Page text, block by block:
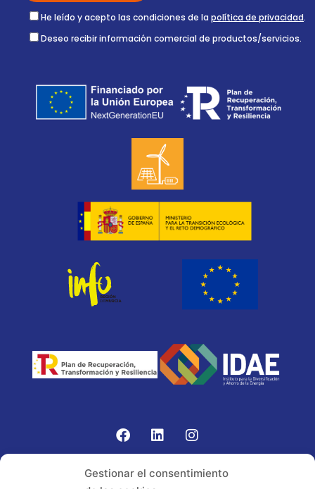
Gestionar el consentimiento
He leído y acepto las condiciones de la política de privacidad.
Deseo recibir información comercial de productos/servicios.